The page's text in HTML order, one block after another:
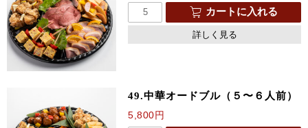
カートに入れる
詳しく見る
49.中華オードブル（５〜６人前）
5,800円